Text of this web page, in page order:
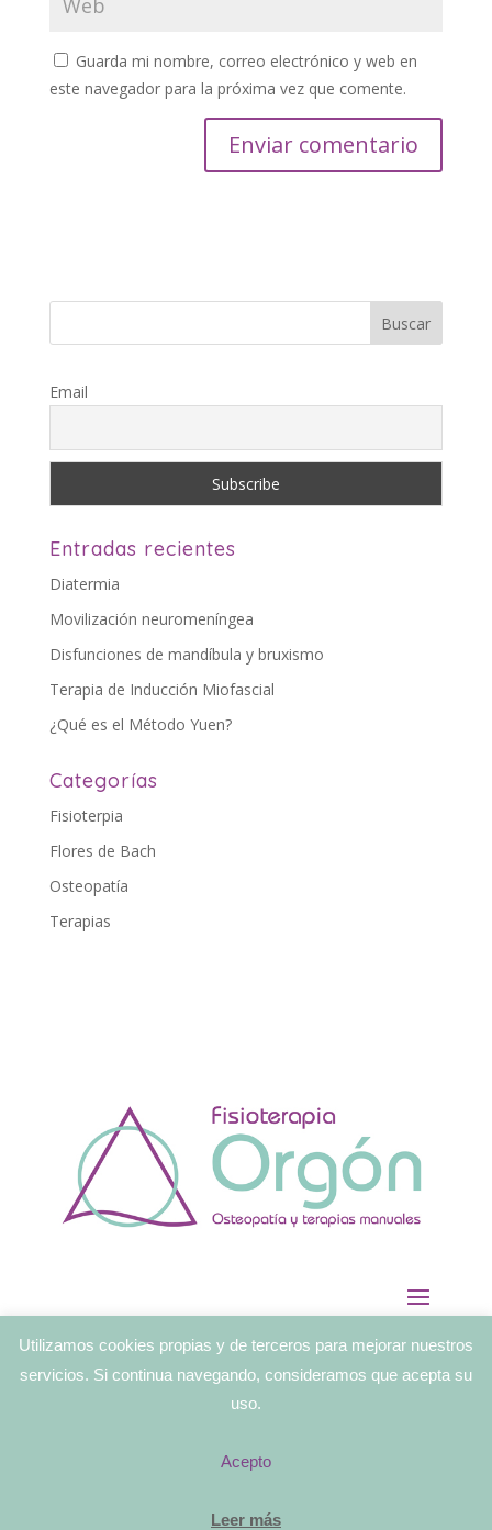
Guarda mi nombre, correo electrónico y web en
este navegador para la próxima vez que comente.
Email
Entradas recientes
Diatermia
Movilización neuromeníngea
Disfunciones de mandíbula y bruxismo
Terapia de Inducción Miofascial
¿Qué es el Método Yuen?
Categorías
Fisioterpia
Flores de Bach
Osteopatía
Terapias
Utilizamos cookies propias y de terceros para mejorar nuestros
servicios. Si continua navegando, consideramos que acepta su
uso.
Acepto
Leer más